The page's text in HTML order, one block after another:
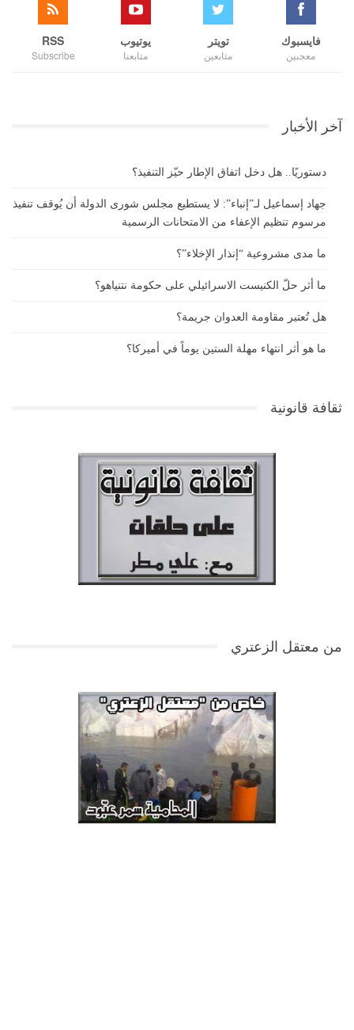
فايسبوك
معجبين
تويتر
متابعين
يوتيوب
متابعنا
RSS
Subscribe
آخر الأخبار
دستوريًا.. هل دخل اتفاق الإطار حيّز التنفيذ؟
جهاد إسماعيل لـ”إنباء”: لا يستطيع مجلس شورى الدولة أن يُوقف تنفيذ
مرسوم تنظيم الإعفاء من الامتحانات الرسمية
ما مدى مشروعية “إنذار الإخلاء”؟
ما أثر حلّ الكنيست الاسرائيلي على حكومة نتنياهو؟
هل تُعتبر مقاومة العدوان جريمة؟
ما هو أثر انتهاء مهلة الستين يوماً في أميركا؟
ثقافة قانونية
من معتقل الزعتري